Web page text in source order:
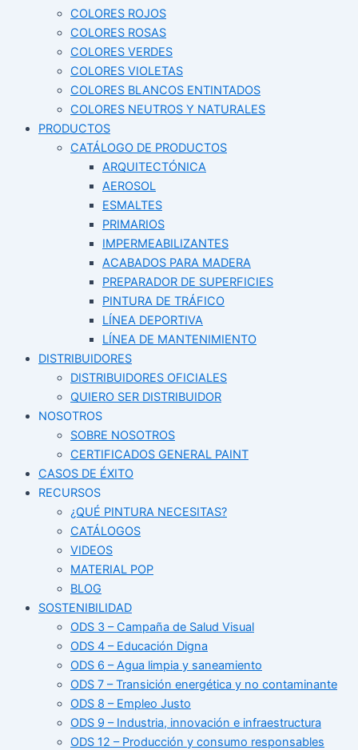
COLORES ROJOS
COLORES ROSAS
COLORES VERDES
COLORES VIOLETAS
COLORES BLANCOS ENTINTADOS
COLORES NEUTROS Y NATURALES
PRODUCTOS
CATÁLOGO DE PRODUCTOS
ARQUITECTÓNICA
AEROSOL
ESMALTES
PRIMARIOS
IMPERMEABILIZANTES
ACABADOS PARA MADERA
PREPARADOR DE SUPERFICIES
PINTURA DE TRÁFICO
LÍNEA DEPORTIVA
LÍNEA DE MANTENIMIENTO
DISTRIBUIDORES
DISTRIBUIDORES OFICIALES
QUIERO SER DISTRIBUIDOR
NOSOTROS
SOBRE NOSOTROS
CERTIFICADOS GENERAL PAINT
CASOS DE ÉXITO
RECURSOS
¿QUÉ PINTURA NECESITAS?
CATÁLOGOS
VIDEOS
MATERIAL POP
BLOG
SOSTENIBILIDAD
ODS 3 – Campaña de Salud Visual
ODS 4 – Educación Digna
ODS 6 – Agua limpia y saneamiento
ODS 7 – Transición energética y no contaminante
ODS 8 – Empleo Justo
ODS 9 – Industria, innovación e infraestructura
ODS 12 – Producción y consumo responsables